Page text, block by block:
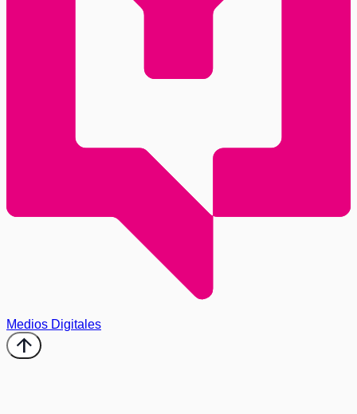
Medios Digitales
arrow_upward